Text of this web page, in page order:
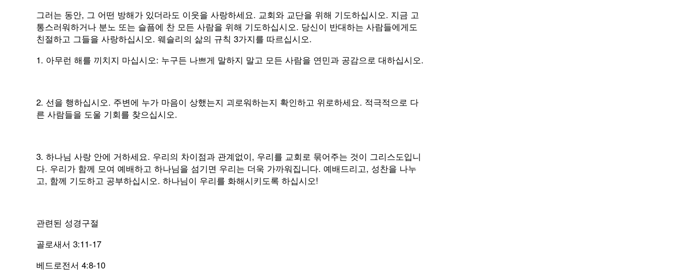
그러는 동안, 그 어떤 방해가 있더라도 이웃을 사랑하세요. 교회와 교단을 위해 기도하십시오. 지금 고
통스러워하거나 분노 또는 슬픔에 찬 모든 사람을 위해 기도하십시오. 당신이 반대하는 사람들에게도
친절하고 그들을 사랑하십시오. 웨슬리의 삶의 규칙 3가지를 따르십시오.
1. 아무런 해를 끼치지 마십시오: 누구든 나쁘게 말하지 말고 모든 사람을 연민과 공감으로 대하십시오.
2. 선을 행하십시오. 주변에 누가 마음이 상했는지 괴로워하는지 확인하고 위로하세요. 적극적으로 다
른 사람들을 도울 기회를 찾으십시오.
3. 하나님 사랑 안에 거하세요. 우리의 차이점과 관계없이, 우리를 교회로 묶어주는 것이 그리스도입니
다. 우리가 함께 모여 예배하고 하나님을 섬기면 우리는 더욱 가까워집니다. 예배드리고, 성찬을 나누
고, 함께 기도하고 공부하십시오. 하나님이 우리를 화해시키도록 하십시오!
관련된 성경구절
골로새서 3:11-17
베드로전서 4:8-10